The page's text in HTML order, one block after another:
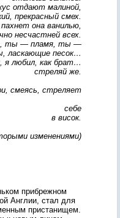
отдают малиной,
прекрасный смех.
она ванилью,
несчастней всех.
ты — пламя, ты —
ласкающие песок…
я любил, как брат…
стреляй же.
смеясь, стреляет
себе
в висок.
изменениями)
прибрежном
Англии, стал для
пристанищем.